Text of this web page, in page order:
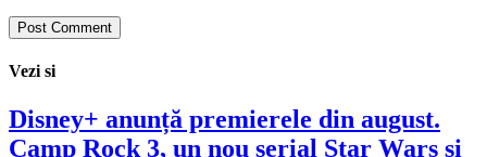
Vezi si
Disney+ anunță premierele din august.
Camp Rock 3, un nou serial Star Wars și